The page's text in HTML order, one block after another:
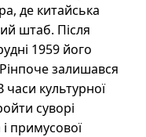
де китайська
штаб. Піcля
1959 його
залишався
культурної
суворі
примусової